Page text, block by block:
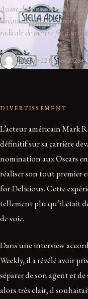
Avant de connaître un
Créatures, l'acteur
radicale de mettre fin à sa
Olivier 22 février 2026
DIVERTISSEMENT
L’acteur américain Mark
définitif sur sa carrière
nomination aux Oscars
réaliser son tout premier
for Delicious. Cette
tellement plu qu’il était
de voie.
Dans une interview
Weekly, il a révélé avoir
séparer de son agent et
alors très clair, il